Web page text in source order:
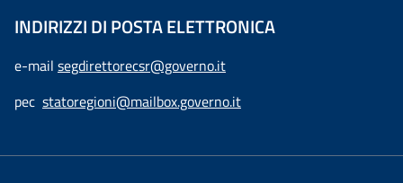
INDIRIZZI DI POSTA ELETTRONICA
e-mail segdirettorecsr@governo.it
pec statoregioni@mailbox.governo.it